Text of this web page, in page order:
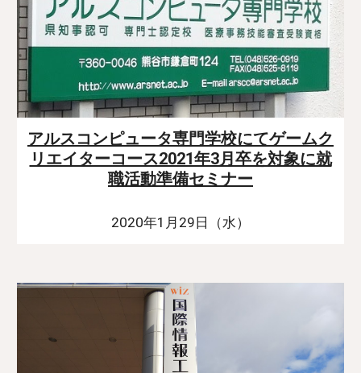
アルスコンピュータ専門学校にてゲームク
リエイターコース2021年3月卒を対象に就
職活動準備セミナー
2020年1月29日（水）